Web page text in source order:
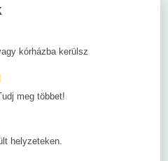
kórházba kerülsz
meg többet!
helyzeteken.